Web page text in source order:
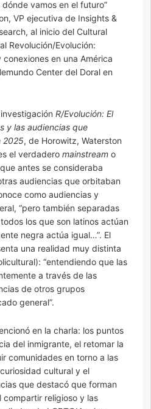
vamos en el futuro”
VP ejecutiva de Insights &
al inicio del Cultural
Revolución/Evolución:
en una América
Center del Doral en
R/Evolución: El
y las audiencias que
2025, de Horowitz, Waterston
el verdadero mainstream o
antes se consideraba
audiencias que orbitaban
como audiencias y
“pero también separadas
los que son latinos actúan
negra actúa igual…”. El
una realidad muy distinta
“entendiendo que las
a través de las
de otros grupos
general”.
en la charla: los puntos
del inmigrante, el retomar la
comunidades en torno a las
cultural y el
que destacó que forman
religioso y las